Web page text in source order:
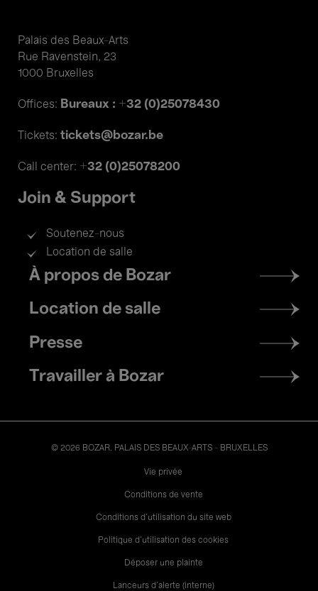
Palais des Beaux-Arts
Rue Ravenstein, 23
1000 Bruxelles
Offices: Bureaux : +32 (0)25078430
Tickets: tickets@bozar.be
Call center: +32 (0)25078200
Join & Support
Soutenez-nous
Location de salle
Footer
menu
À propos de Bozar
Location de salle
Presse
Travailler à Bozar
© 2026 BOZAR. PALAIS DES BEAUX-ARTS - BRUXELLES
Vie privée
Conditions de vente
Conditions d'utilisation du site web
Politique d'utilisation des cookies
Déposer une plainte
Lanceurs d’alerte (interne)